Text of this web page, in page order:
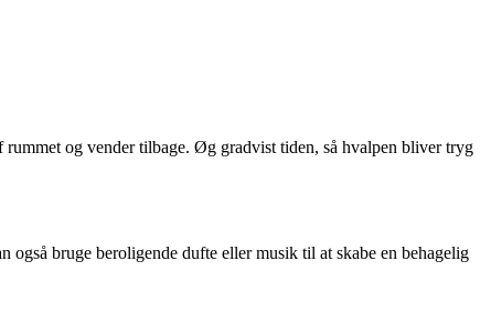
og vender tilbage. Øg gradvist tiden, så hvalpen bliver tryg
bruge beroligende dufte eller musik til at skabe en behagelig